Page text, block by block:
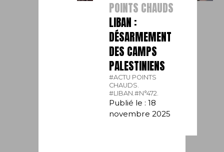
POINTS CHAUDS
LIBAN :
DÉSARMEMENT
DES CAMPS
PALESTINIENS
#ACTU POINTS
CHAUDS.
#LIBAN. #N°472.
Publié le : 18
novembre 2025